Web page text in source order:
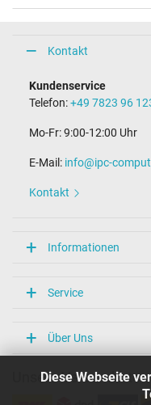
Diese Webseite
Kontakt
Kundenservice
Telefon:+49 7823 96
Mo-Fr: 9:00-12:00 Uhr
E-Mail: info@ipc-
Kontakt
Informationen
Service
Über Uns
Unsere Versandarten